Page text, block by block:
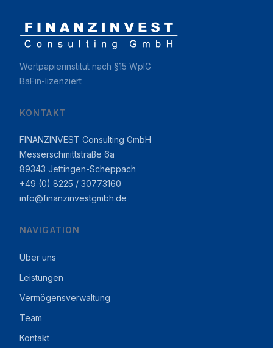
Wertpapierinstitut nach §15 WpIG
BaFin-lizenziert
KONTAKT
FINANZINVEST Consulting GmbH
Messerschmittstraße 6a
89343 Jettingen-Scheppach
+49 (0) 8225 / 30773160
info@finanzinvestgmbh.de
NAVIGATION
Über uns
Leistungen
Vermögensverwaltung
Team
Kontakt